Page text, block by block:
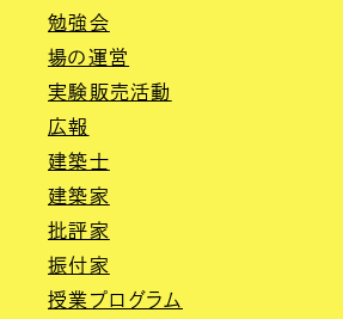
勉強会
場の運営
実験販売活動
広報
建築士
建築家
批評家
振付家
授業プログラム